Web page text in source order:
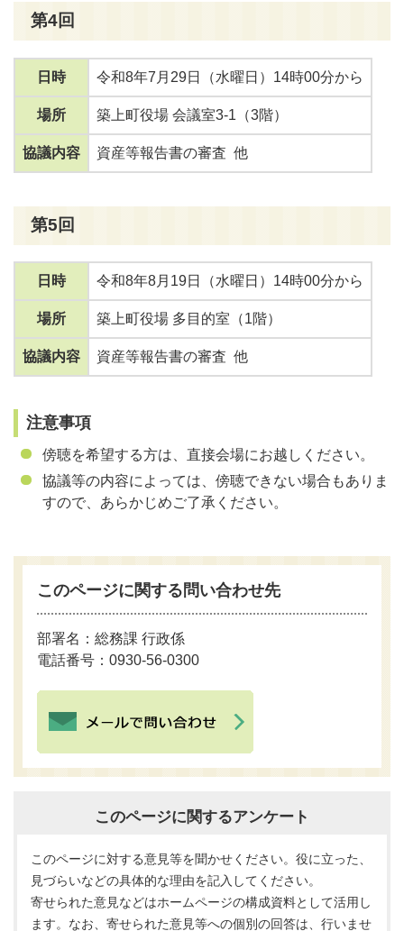
第4回
日時 令和8年7月29日（水曜日）14時00分から
場所 築上町役場 会議室3-1（3階）
協議内容 資産等報告書の審査 他
第5回
日時 令和8年8月19日（水曜日）14時00分から
場所 築上町役場 多目的室（1階）
協議内容 資産等報告書の審査 他
注意事項
傍聴を希望する方は、直接会場にお越しください。
協議等の内容によっては、傍聴できない場合もありま
すので、あらかじめご了承ください。
このページに関する問い合わせ先
部署名：総務課 行政係
電話番号：0930-56-0300
このページに関するアンケート
このページに対する意見等を聞かせください。役に立った、
見づらいなどの具体的な理由を記入してください。
寄せられた意見などはホームページの構成資料として活用し
ます。なお、寄せられた意見等への個別の回答は、行いませ